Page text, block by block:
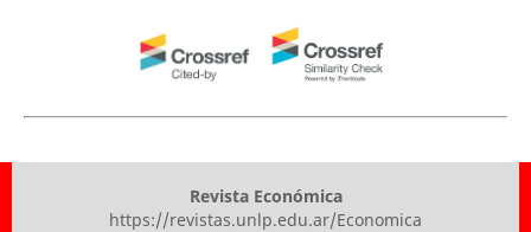
Revista Económica
https://revistas.unlp.edu.ar/Economica